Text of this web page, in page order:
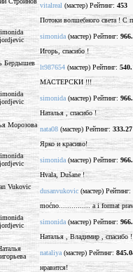
vitalreal (мастер) Рейтинг: 453
Потоки волшебного света ! С
simonida (мастер) Рейтинг:
Игорь, спасибо !
lt987654 (мастер) Рейтинг:
МАСТЕРСКИ !!!
simonida (мастер) Рейтинг:
Наталья , спасибо !
nata08 (мастер) Рейтинг: 333.27
Ярко и красиво!
simonida (мастер) Рейтинг:
Hvala, Dušane !
dusanvukovic (мастер) Рейтинг:
moćno............... a i format
simonida (мастер) Рейтинг:
Наталья , Владимир , спасибо !
nataliya (мастер) Рейтинг:
нравится!